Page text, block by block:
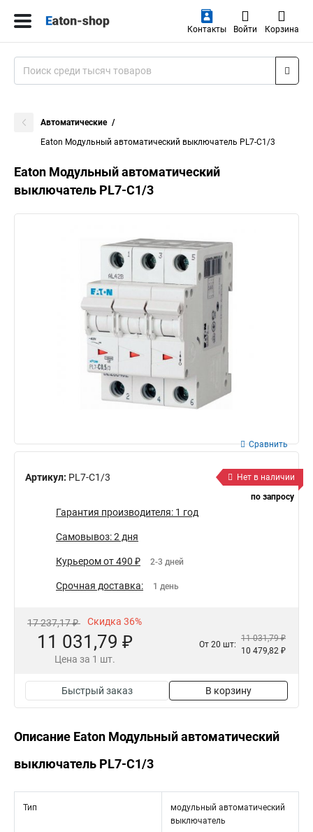
Контакты Войти Корзина
Автоматические
Eaton Модульный автоматический выключатель PL7-C1/3
Eaton Модульный автоматический
выключатель PL7-C1/3
Артикул: PL7-C1/3
Сравнить
Нет в наличии
по запросу
Гарантия производителя: 1 год
Самовывоз: 2 дня
Курьером от 490 ₽ 2-3 дней
Срочная доставка: 1 день
17 237,17 ₽ Скидка 36%
11 031,79 ₽
Цена за 1 шт.
От 20 шт:
11 031,79 ₽
10 479,82 ₽
Быстрый заказ В корзину
Описание Eaton Модульный автоматический
выключатель PL7-C1/3
Тип
модульный автоматический
выключатель